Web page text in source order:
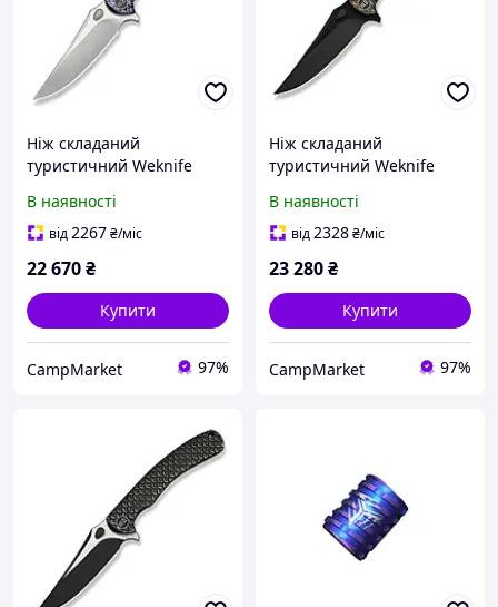
Ніж складаний
туристичний Weknife
M390 / титан 6AL4V полум
яний
В наявності
від2267₴/міс
22 670₴
Купити
CampMarket 97%
Ніж складаний
туристичний Weknife
M390 / титан 6AL4V
бронзовий/чорний
В наявності
від2328₴/міс
23 280₴
Купити
CampMarket 97%